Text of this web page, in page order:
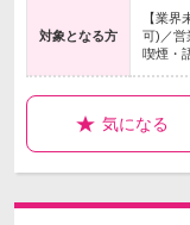
対象となる方
【業
可)／営
喫煙・
気になる